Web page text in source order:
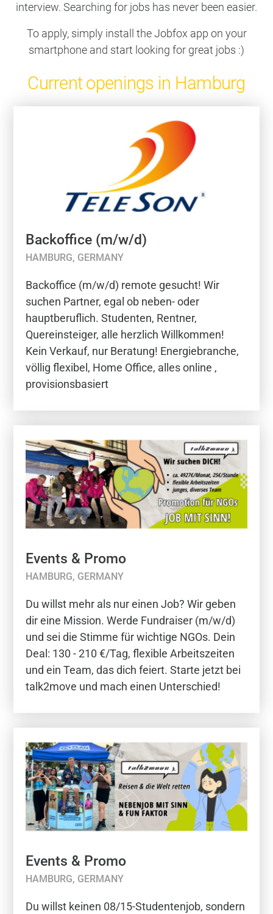
interview. Searching for jobs has never been easier.
To apply, simply install the Jobfox app on your
smartphone and start looking for great jobs :)
Current openings in Hamburg
Backoffice (m/w/d)
HAMBURG, GERMANY
Backoffice (m/w/d) remote gesucht! Wir
suchen Partner, egal ob neben- oder
hauptberuflich. Studenten, Rentner,
Quereinsteiger, alle herzlich Willkommen!
Kein Verkauf, nur Beratung! Energiebranche,
völlig flexibel, Home Office, alles online ,
provisionsbasiert
Events & Promo
HAMBURG, GERMANY
Du willst mehr als nur einen Job? Wir geben
dir eine Mission. Werde Fundraiser (m/w/d)
und sei die Stimme für wichtige NGOs. Dein
Deal: 130 - 210 €/Tag, flexible Arbeitszeiten
und ein Team, das dich feiert. Starte jetzt bei
talk2move und mach einen Unterschied!
Events & Promo
HAMBURG, GERMANY
Du willst keinen 08/15-Studentenjob, sondern